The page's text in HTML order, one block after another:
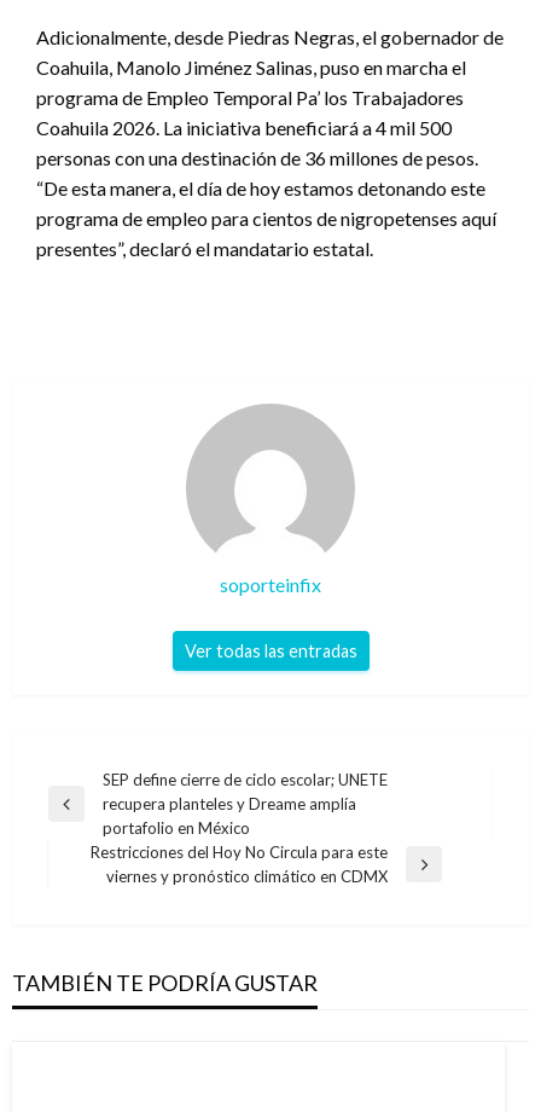
Adicionalmente, desde Piedras Negras, el gobernador de
Coahuila, Manolo Jiménez Salinas, puso en marcha el
programa de Empleo Temporal Pa’ los Trabajadores
Coahuila 2026. La iniciativa beneficiará a 4 mil 500
personas con una destinación de 36 millones de pesos.
“De esta manera, el día de hoy estamos detonando este
programa de empleo para cientos de nigropetenses aquí
presentes”, declaró el mandatario estatal.
soporteinfix
Ver todas las entradas
Navegación
de
entradas
Entrada
anterior
SEP define cierre de ciclo escolar; UNETE
recupera planteles y Dreame amplía
portafolio en México
Entrada
Restricciones del Hoy No Circula para este
viernes y pronóstico climático en CDMX
TAMBIÉN TE PODRÍA GUSTAR